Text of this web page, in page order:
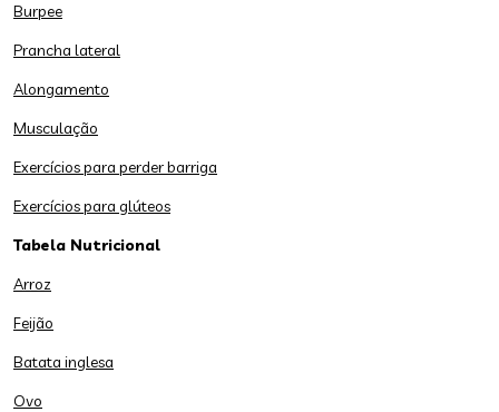
Burpee
Prancha lateral
Alongamento
Musculação
Exercícios para perder barriga
Exercícios para glúteos
Tabela Nutricional
Arroz
Feijão
Batata inglesa
Ovo